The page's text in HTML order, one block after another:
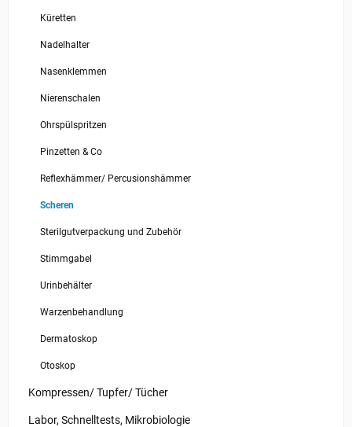
Küretten
Nadelhalter
Nasenklemmen
Nierenschalen
Ohrspülspritzen
Pinzetten & Co
Reflexhämmer/ Percusionshämmer
Scheren
Sterilgutverpackung und Zubehör
Stimmgabel
Urinbehälter
Warzenbehandlung
Dermatoskop
Otoskop
Kompressen/ Tupfer/ Tücher
Labor, Schnelltests, Mikrobiologie